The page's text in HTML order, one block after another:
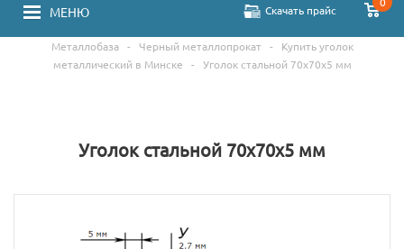
МЕНЮ Скачать прайс
Металлобаза - Черный металлопрокат -
Купить уголок
металлический в Минске
- Уголок стальной 70х70х5 мм
Уголок стальной 70х70х5 мм